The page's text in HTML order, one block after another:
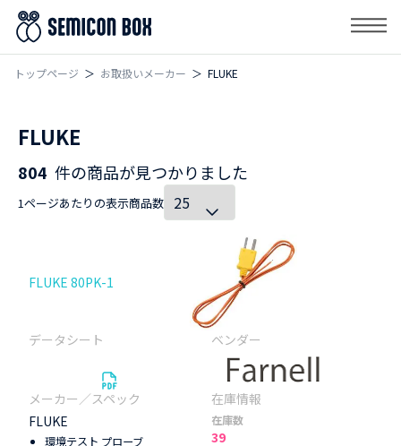
トップページ お取扱いメーカー FLUKE
FLUKE
804 件の商品が見つかりました
1ページあたりの表示商品数
FLUKE 80PK-1
FLUKE
環境テスト プローブ
在庫数
39